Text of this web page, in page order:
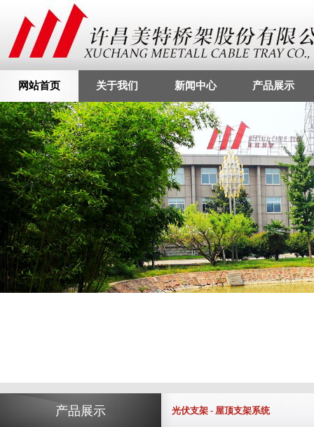
网站首页 关于我们 新闻中心 产品展示
产品展示 光伏支架 - 屋顶支架系统